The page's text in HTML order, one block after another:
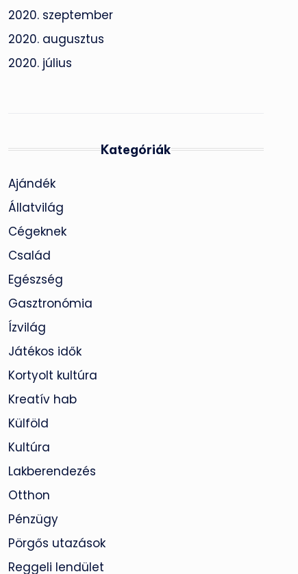
2020. szeptember
2020. augusztus
2020. július
Kategóriák
Ajándék
Állatvilág
Cégeknek
Család
Egészség
Gasztronómia
Ízvilág
Játékos idők
Kortyolt kultúra
Kreatív hab
Külföld
Kultúra
Lakberendezés
Otthon
Pénzügy
Pörgős utazások
Reggeli lendület